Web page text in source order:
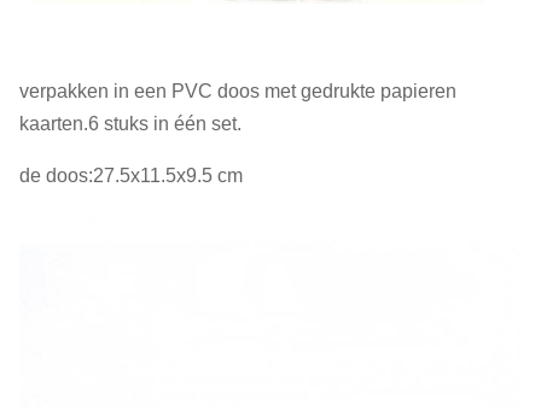
verpakken in een PVC doos met gedrukte papieren
kaarten.6 stuks in één set.
de doos:27.5x11.5x9.5 cm